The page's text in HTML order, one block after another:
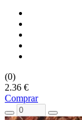
(0)
2.36 €
Comprar